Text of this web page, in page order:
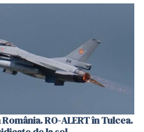
RO-ALERT în Tulcea.